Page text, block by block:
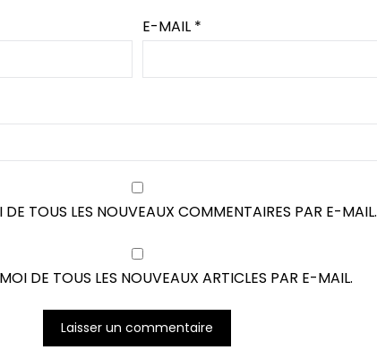
E-MAIL *
TOUS LES NOUVEAUX COMMENTAIRES PAR E-MAIL.
DE TOUS LES NOUVEAUX ARTICLES PAR E-MAIL.